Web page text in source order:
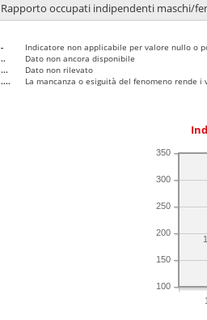
Rapporto occupati indipendenti maschi/
-
Indicatore non applicabile per valore nullo o
..
Dato non ancora disponibile
...
Dato non rilevato
....
La mancanza o esiguità del fenomeno rende i
100
150
200
250
300
350